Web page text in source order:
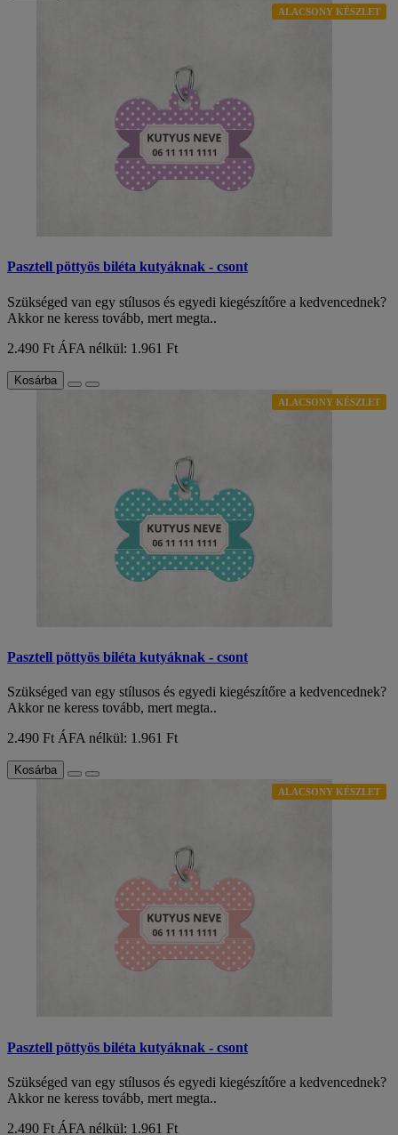
ALACSONY KÉSZLET
Pasztell pöttyös biléta kutyáknak - csont
Szükséged van egy stílusos és egyedi kiegészítőre a kedvencednek?
Akkor ne keress tovább, mert megta..
2.490 Ft ÁFA nélkül: 1.961 Ft
Kosárba
ALACSONY KÉSZLET
Pasztell pöttyös biléta kutyáknak - csont
Szükséged van egy stílusos és egyedi kiegészítőre a kedvencednek?
Akkor ne keress tovább, mert megta..
2.490 Ft ÁFA nélkül: 1.961 Ft
Kosárba
ALACSONY KÉSZLET
Pasztell pöttyös biléta kutyáknak - csont
Szükséged van egy stílusos és egyedi kiegészítőre a kedvencednek?
Akkor ne keress tovább, mert megta..
2.490 Ft ÁFA nélkül: 1.961 Ft